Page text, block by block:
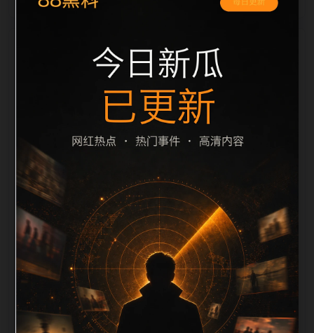
栏目内容归集
间识别一致主题。后续每日采集时，建议继续执行远程
图片本地化、坏图默认图兜底、标题去重和 description
长度过滤。如果同一主题下有多个相近页面，应通过不
同角度补充事件背景、访问场景、相关问题或专题入
口，降低站群页面之间的重复感。页面底部保留同类推
荐、上一篇下一篇和 sitemap 入口，保证重要页面点击
深度尽量控制在三次以内。正文维护时可按用户搜索路
径补充三类信息：入口是否稳定、同栏目还有哪些可继
续阅读、移动端打开时图片和摘要是否一致。每次新增
内容后同步检查标题、description、canonical、主题
图、alt、title和推荐链接，确保页面既能被搜索引擎理
解，也能让真实用户